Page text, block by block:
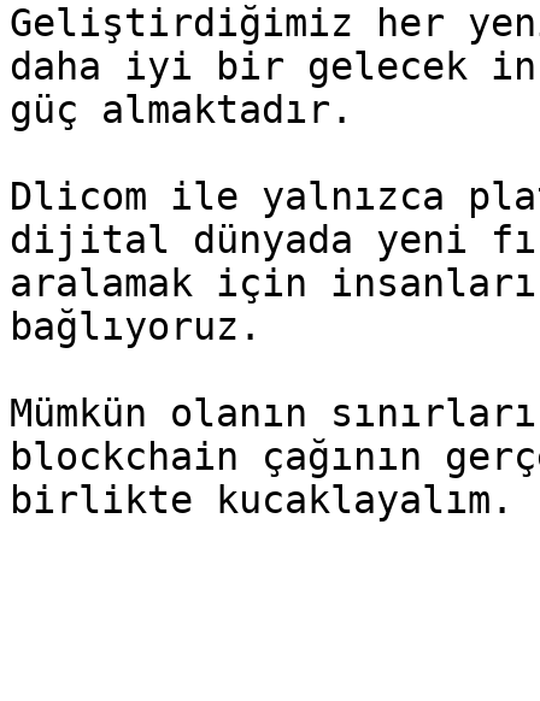
Geliştirdiğimiz her
daha iyi bir gelecek
güç almaktadır.
Dlicom ile yalnızca
dijital dünyada yeni
aralamak için
bağlıyoruz.
Mümkün olanın
blockchain çağının